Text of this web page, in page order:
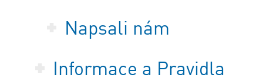
Napsali nám
Informace a Pravidla